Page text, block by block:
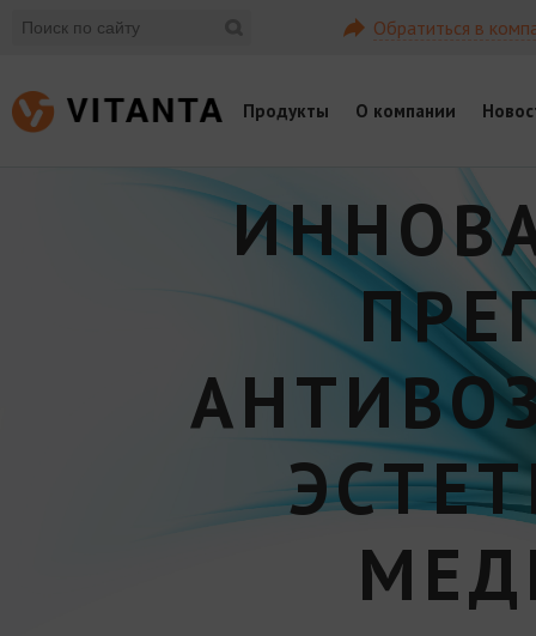
Обратиться в
Продукты О компании